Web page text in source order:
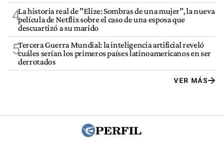
4La historia real de "Elize: Sombras de una mujer", la nueva
película de Netflix sobre el caso de una esposa que
descuartizó a su marido
5Tercera Guerra Mundial: la inteligencia artificial reveló
cuáles serían los primeros países latinoamericanos en ser
derrotados
VER MÁS